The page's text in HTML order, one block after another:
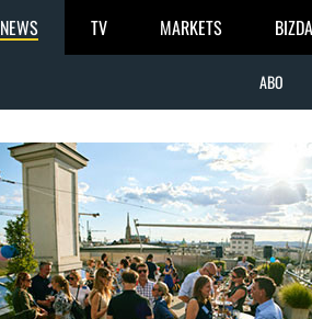
NEWS TV MARKETS
ABO